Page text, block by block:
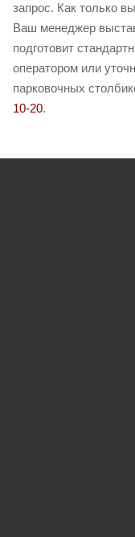
запрос. Как только
Ваш менеджер
подготовит
оператором или
парковочных
10-20.